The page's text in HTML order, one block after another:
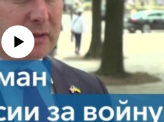
currently available